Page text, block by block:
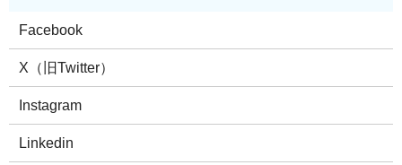
Facebook
X（旧Twitter）
Instagram
Linkedin